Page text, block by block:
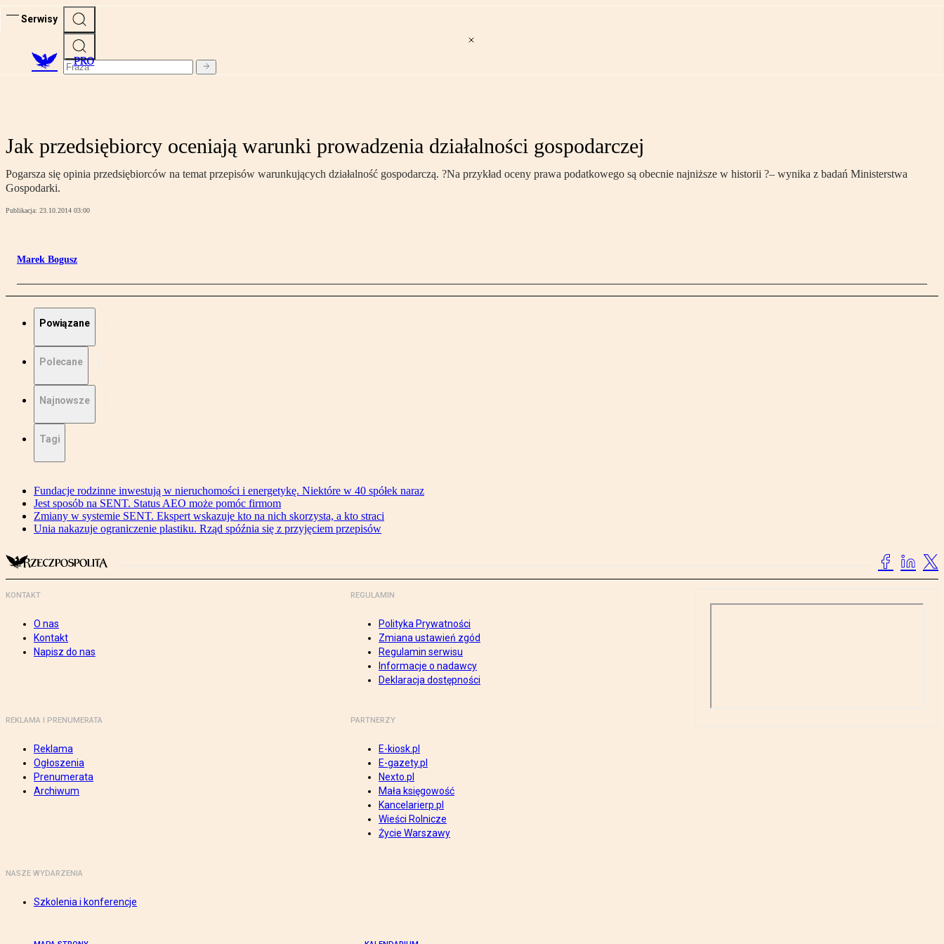
Serwisy
PRO
Jak przedsiębiorcy oceniają warunki prowadzenia działalności gospodarczej
Pogarsza się opinia przedsiębiorców na temat przepisów warunkujących działalność gospodarczą. ?Na przykład oceny prawa podatkowego są obecnie najniższe w historii ?– wynika z badań Ministerstwa
Gospodarki.
Publikacja: 23.10.2014 03:00
Marek Bogusz
Powiązane
Polecane
Najnowsze
Tagi
Fundacje rodzinne inwestują w nieruchomości i energetykę. Niektóre w 40 spółek naraz
Jest sposób na SENT. Status AEO może pomóc firmom
Zmiany w systemie SENT. Ekspert wskazuje kto na nich skorzysta, a kto straci
Unia nakazuje ograniczenie plastiku. Rząd spóźnia się z przyjęciem przepisów
KONTAKT
O nas
Kontakt
Napisz do nas
REGULAMIN
Polityka Prywatności
Zmiana ustawień zgód
Regulamin serwisu
Informacje o nadawcy
Deklaracja dostępności
REKLAMA I PRENUMERATA
Reklama
Ogłoszenia
Prenumerata
Archiwum
PARTNERZY
E-kiosk.pl
E-gazety.pl
Nexto.pl
Mała księgowość
Kancelarierp.pl
Wieści Rolnicze
Życie Warszawy
NASZE WYDARZENIA
Szkolenia i konferencje